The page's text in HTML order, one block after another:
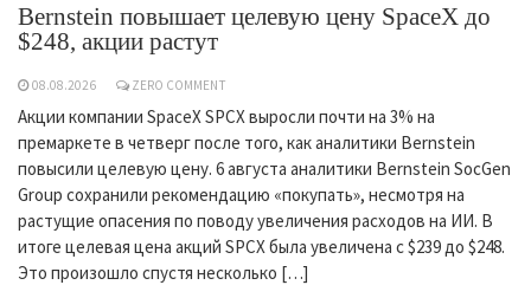
Bernstein повышает целевую цену SpaceX до
$248, акции растут
08.08.2026 ZERO COMMENT
Акции компании SpaceX SPCX выросли почти на 3% на
премаркете в четверг после того, как аналитики Bernstein
повысили целевую цену. 6 августа аналитики Bernstein SocGen
Group сохранили рекомендацию «покупать», несмотря на
растущие опасения по поводу увеличения расходов на ИИ. В
итоге целевая цена акций SPCX была увеличена с $239 до $248.
Это произошло спустя несколько […]